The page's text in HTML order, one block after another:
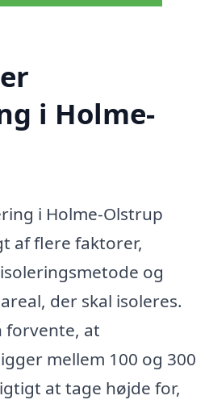
i Holme-
i Holme-Olstrup
af flere faktorer,
og
der skal isoleres.
forvente, at
mellem 100 og 300
at tage højde for,